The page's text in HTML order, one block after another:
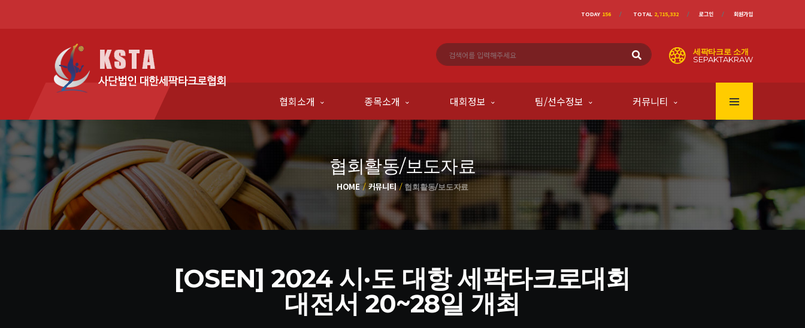
TODAY 156 TOTAL 2,715,332 로그인 회원가입
세팍타크로 소개
SEPAKTAKRAW
협회소개 종목소개 대회정보 팀/선수정보 커뮤니티
협회활동/보도자료
HOME 커뮤니티 협회활동/보도자료
[OSEN] 2024 시·도 대항 세팍타크로대회
대전서 20~28일 개최